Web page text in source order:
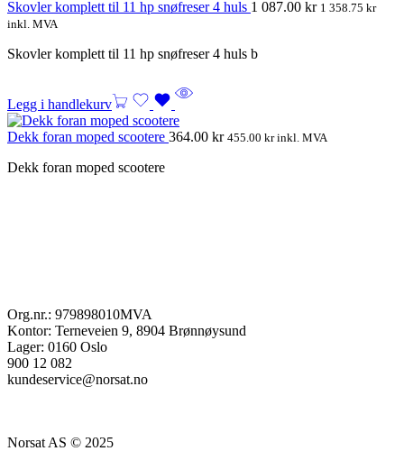
Skovler komplett til 11 hp snøfreser 4 huls 1 087.00 kr 1 358.75 kr
inkl. MVA
Skovler komplett til 11 hp snøfreser 4 huls b
Legg i handlekurv
Dekk foran moped scootere 364.00 kr 455.00 krinkl. MVA
Dekk foran moped scootere
Org.nr.: 979898010MVA
Kontor: Terneveien 9, 8904 Brønnøysund
Lager: 0160 Oslo
900 12 082
kundeservice@norsat.no
Norsat AS © 2025